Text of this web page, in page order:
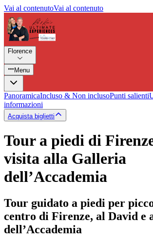
Vai al contenutoVai al contenuto
Florence
Menu
PanoramicaIncluso & Non inclusoPunti salienti
informazioni
Acquista biglietti
Tour a piedi di
visita alla Galleria
dell’Accademia
Tour guidato a piedi per
centro di Firenze, al David e
dell’Accademia